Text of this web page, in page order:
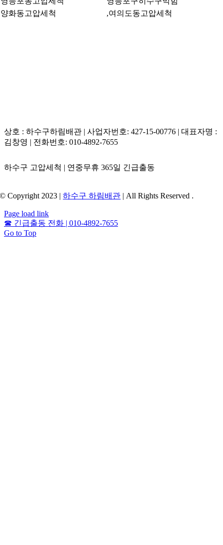
양화동고압세척
,여의도동고압세척
상호 : 하수구하림배관 | 사업자번호: 427-15-00776 | 대표자명 :
김창영 | 전화번호: 010-4892-7655
하수구 고압세척 | 연중무휴 365일 긴급출동
© Copyright 2023 |하수구 하림배관 | All Rights Reserved .
Page load link
☎ 긴급출동 전화 | 010-4892-7655
Go to Top